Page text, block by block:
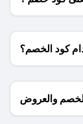
كود الخصم؟
والعروض
للمتاجر؟